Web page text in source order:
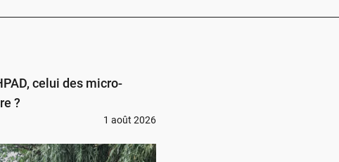
celui des micro-
?
1 août 2026